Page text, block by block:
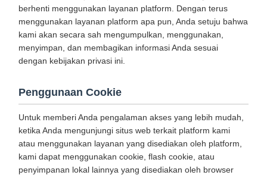
berhenti menggunakan layanan platform. Dengan terus
menggunakan layanan platform apa pun, Anda setuju bahwa
kami akan secara sah mengumpulkan, menggunakan,
menyimpan, dan membagikan informasi Anda sesuai
dengan kebijakan privasi ini.
Penggunaan Cookie
Untuk memberi Anda pengalaman akses yang lebih mudah,
ketika Anda mengunjungi situs web terkait platform kami
atau menggunakan layanan yang disediakan oleh platform,
kami dapat menggunakan cookie, flash cookie, atau
penyimpanan lokal lainnya yang disediakan oleh browser